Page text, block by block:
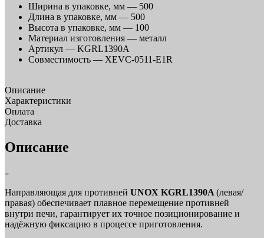
Ширина в упаковке, мм — 500
Длина в упаковке, мм — 500
Высота в упаковке, мм — 100
Материал изготовления — металл
Артикул — KGRL1390A
Совместимость — XEVC-0511-E1R
Описание
Характеристики
Оплата
Доставка
Описание
Направляющая для противней UNOX KGRL1390A (левая/
правая) обеспечивает плавное перемещение противней
внутри печи, гарантирует их точное позиционирование и
надёжную фиксацию в процессе приготовления.